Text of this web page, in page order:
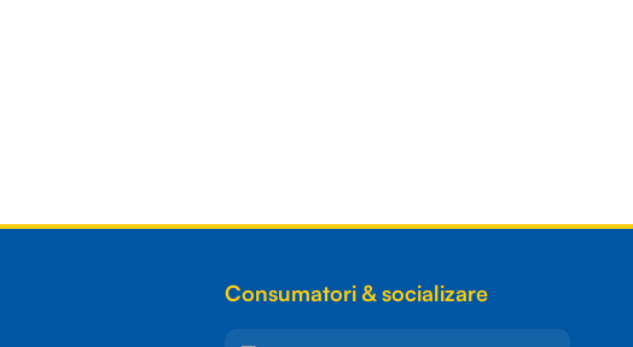
Consumatori & socializare